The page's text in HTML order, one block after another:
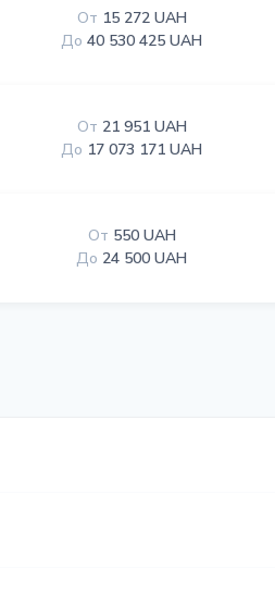
От 15 272 UAH
До 40 530 425 UAH
От 21 951 UAH
До 17 073 171 UAH
От 550 UAH
До 24 500 UAH